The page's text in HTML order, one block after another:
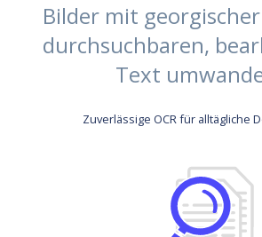
Bilder mit
durchsuchbaren,
Text
Zuverlässige OCR für alltägliche